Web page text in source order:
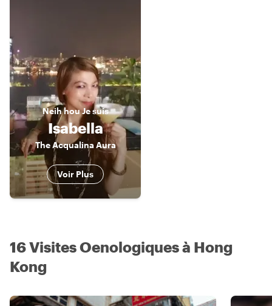
Neih houJe suis
Isabella
The Acqualina Aura
Voir Plus
16 Visites Oenologiques à Hong
Kong